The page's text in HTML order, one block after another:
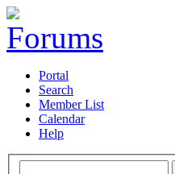
Portal
Search
Member List
Calendar
Help